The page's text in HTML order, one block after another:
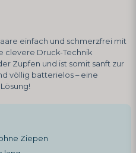
einfach und schmerzfrei mit
clevere Druck-Technik
Zupfen und ist somit sanft zur
völlig batterielos – eine
Ziepen